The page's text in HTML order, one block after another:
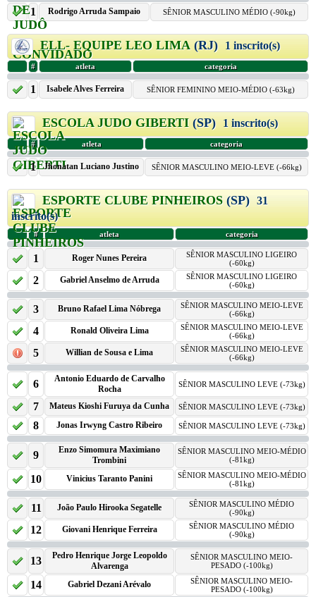
1 Rodrigo Arruda Sampaio SÊNIOR MASCULINO MÉDIO (-90kg)
ELL- EQUIPE LEO LIMA (RJ) 1 inscrito(s)
# atleta categoria
1 Isabele Alves Ferreira SÊNIOR FEMININO MEIO-MÉDIO (-63kg)
ESCOLA JUDO GIBERTI (SP) 1 inscrito(s)
# atleta categoria
1 Jhonatan Luciano Justino SÊNIOR MASCULINO MEIO-LEVE (-66kg)
ESPORTE CLUBE PINHEIROS (SP) 31
inscrito(s)
# atleta categoria
1 Roger Nunes Pereira
SÊNIOR MASCULINO LIGEIRO
(-60kg)
2 Gabriel Anselmo de Arruda
SÊNIOR MASCULINO LIGEIRO
(-60kg)
3 Bruno Rafael Lima Nóbrega
SÊNIOR MASCULINO MEIO-LEVE
(-66kg)
4 Ronald Oliveira Lima
SÊNIOR MASCULINO MEIO-LEVE
(-66kg)
5 Willian de Sousa e Lima
SÊNIOR MASCULINO MEIO-LEVE
(-66kg)
6
Antonio Eduardo de Carvalho
Rocha
SÊNIOR MASCULINO LEVE (-73kg)
7 Mateus Kioshi Furuya da Cunha SÊNIOR MASCULINO LEVE (-73kg)
8 Jonas Irwyng Castro Ribeiro SÊNIOR MASCULINO LEVE (-73kg)
9
Enzo Simomura Maximiano
Trombini
SÊNIOR MASCULINO MEIO-MÉDIO
(-81kg)
10 Vinicius Taranto Panini
SÊNIOR MASCULINO MEIO-MÉDIO
(-81kg)
11 João Paulo Hirooka Segatelle
SÊNIOR MASCULINO MÉDIO
(-90kg)
12 Giovani Henrique Ferreira
SÊNIOR MASCULINO MÉDIO
(-90kg)
13
Pedro Henrique Jorge Leopoldo
Alvarenga
SÊNIOR MASCULINO MEIO-
PESADO (-100kg)
14 Gabriel Dezani Arévalo
SÊNIOR MASCULINO MEIO-
PESADO (-100kg)